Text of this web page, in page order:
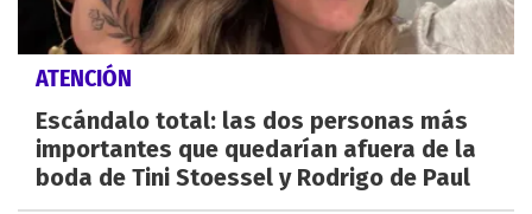
ATENCIÓN
Escándalo total: las dos personas más
importantes que quedarían afuera de la
boda de Tini Stoessel y Rodrigo de Paul